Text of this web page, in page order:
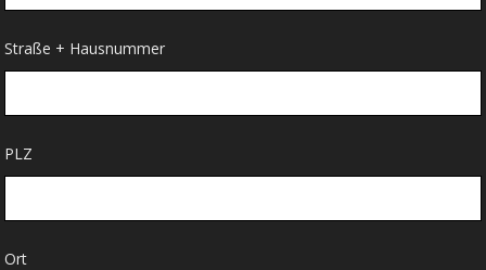
Straße + Hausnummer
PLZ
Ort